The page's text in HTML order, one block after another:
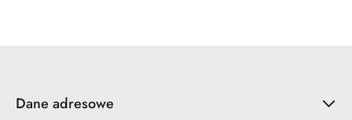
Dane adresowe